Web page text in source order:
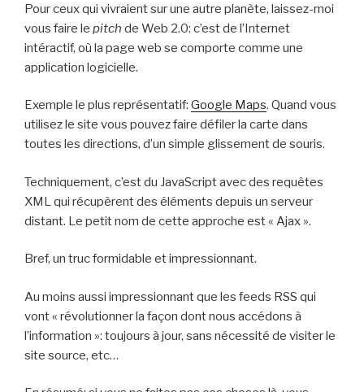
Pour ceux qui vivraient sur une autre planète, laissez-moi
vous faire le pitch de Web 2.0: c’est de l’Internet
intéractif, où la page web se comporte comme une
application logicielle.
Exemple le plus représentatif: Google Maps. Quand vous
utilisez le site vous pouvez faire défiler la carte dans
toutes les directions, d’un simple glissement de souris.
Techniquement, c’est du JavaScript avec des requêtes
XML qui récupèrent des éléments depuis un serveur
distant. Le petit nom de cette approche est « Ajax ».
Bref, un truc formidable et impressionnant.
Au moins aussi impressionnant que les feeds RSS qui
vont « révolutionner la façon dont nous accédons à
l’information »: toujours à jour, sans nécessité de visiter le
site source, etc…